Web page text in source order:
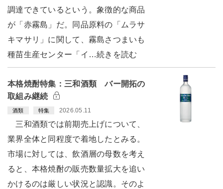
調達できているという。象徴的な商品
が「赤霧島」だ。同品原料の「ムラサ
キマサリ」に関して、霧島さつまいも
種苗生産センター「イ…続きを読む
本格焼酎特集：三和酒類 バー開拓の
取組み継続
酒類 特集 2026.05.11
三和酒類では前期売上げについて、
業界全体と同程度で着地したとみる。
市場に対しては、飲酒層の母数を考え
ると、本格焼酎の販売数量拡大を追い
かけるのは厳しい状況と認識。そのよ